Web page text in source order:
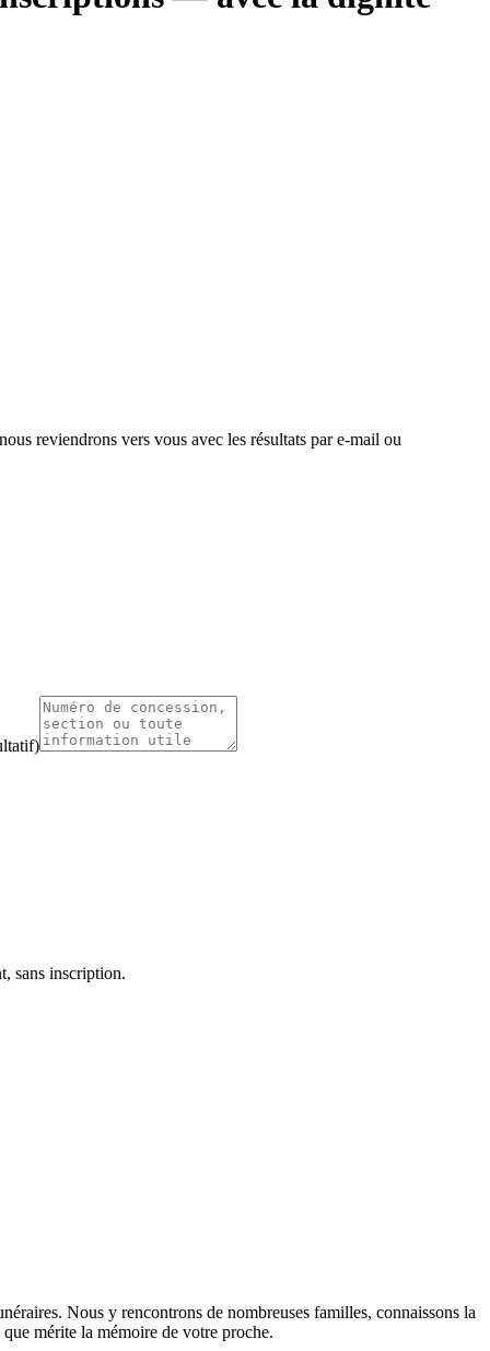
reviendrons vers vous avec les résultats par e-mail ou
sans inscription.
Nous y rencontrons de nombreuses familles, connaissons la
mérite la mémoire de votre proche.